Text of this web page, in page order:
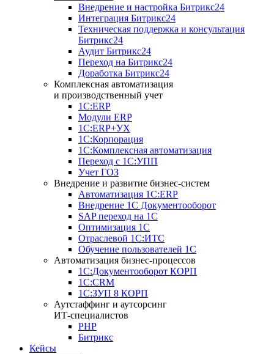
Внедрение и настройка Битрикс24
Интеграция Битрикс24
Техническая поддержка и консультация
Битрикс24
Аудит Битрикс24
Переход на Битрикс24
Доработка Битрикс24
Комплексная автоматизация
и производственный учет
1С:ERP
Модули ERP
1C:ERP+УХ
1С:Корпорация
1С:Комплексная автоматизация
Переход с 1С:УПП
Учет ГОЗ
Внедрение и развитие бизнес-систем
Автоматизация 1С:ERP
Внедрение 1С Документооборот
SAP переход на 1С
Оптимизация 1С
Отраслевой 1С:ИТС
Обучение пользователей 1С
Автоматизация бизнес-процессов
1С:Документооборот КОРП
1С:CRM
1С:ЗУП 8 КОРП
Аутстаффинг и аутсорсинг
ИТ-специалистов
PHP
Битрикс
Кейсы